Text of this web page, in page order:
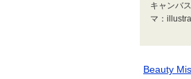
キャンバ
マ：
Beauty